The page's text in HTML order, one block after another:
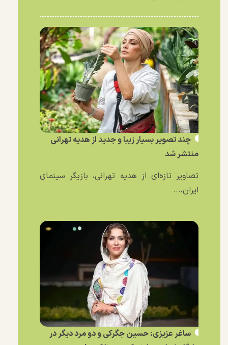
چند تصویر بسیار زیبا و جدید از هدیه تهرانی
منتشر شد
تصاویر تازه‌ای از هدیه تهرانی، بازیگر سینمای
ایران،...
ساغر عزیزی: حسین جگرکی و دو مرد دیگر در